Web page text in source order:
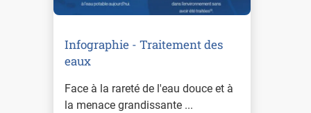
Infographie - Traitement des
eaux
Face à la rareté de l'eau douce et à
la menace grandissante ...